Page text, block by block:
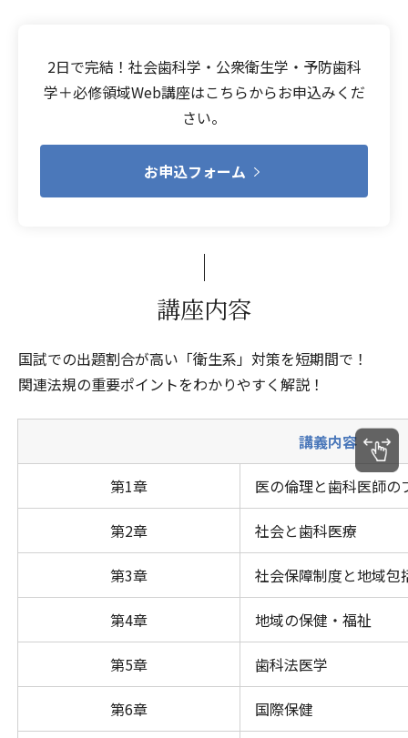
2日で完結！社会歯科学・公衆衛生学・予防歯科
学＋必修領域Web講座はこちらからお申込みくだ
さい。
お申込フォーム
講座内容
国試での出題割合が高い「衛生系」対策を短期間で！
関連法規の重要ポイントをわかりやすく解説！
講義内容
第1章 医の倫理と歯科医師
第2章 社会と歯科医療
第3章 社会保障制度と地域包
第4章 地域の保健・福祉
第5章 歯科法医学
第6章 国際保健